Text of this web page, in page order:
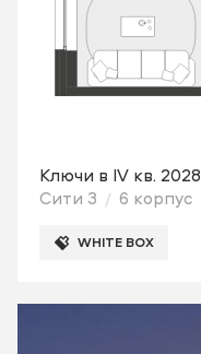
Ключи в IV кв. 2028
Сити 3
6 корпус
WHITE BOX